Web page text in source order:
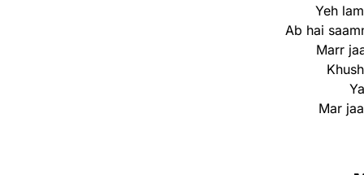
Yeh
Ab hai
Marr
Mar